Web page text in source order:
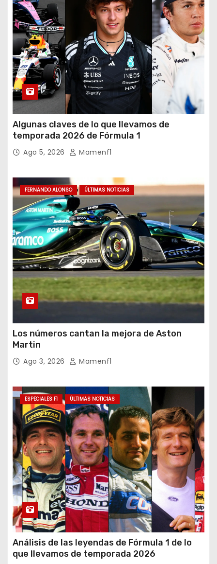
Algunas claves de lo que llevamos de
temporada 2026 de Fórmula 1
Ago 5, 2026 Mamenf1
FERNANDO ALONSO ÚLTIMAS NOTICIAS
Los números cantan la mejora de Aston
Martin
Ago 3, 2026 Mamenf1
ESPECIALES F1 ÚLTIMAS NOTICIAS
Análisis de las leyendas de Fórmula 1 de lo
que llevamos de temporada 2026